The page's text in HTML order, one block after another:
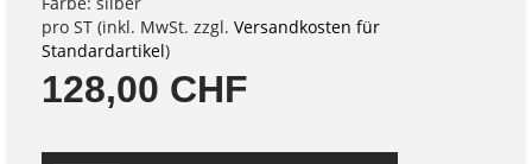
pro ST (inkl. MwSt. zzgl. Versandkosten für
Standardartikel)
128,00 CHF